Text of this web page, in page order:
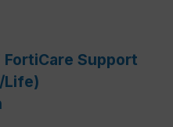
Support
Life)